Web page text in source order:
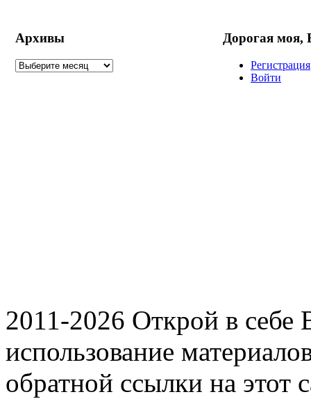
Архивы Дорогая моя,
Регистрация
Войти
2011-2026 Открой в
использование
обратной ссылки на этот